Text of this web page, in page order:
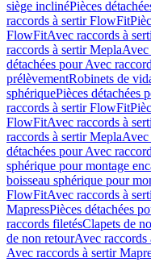
siège inclinéPièces
raccords à sertir FlowFit
FlowFitAvec raccords à
raccords à sertir MeplaAvec
détachées pour Avec
prélèvementRobinets de
sphériquePièces détachées
raccords à sertir FlowFit
FlowFitAvec raccords à
raccords à sertir MeplaAvec
détachées pour Avec
sphérique pour montage
boisseau sphérique pour
FlowFitAvec raccords à
MapressPièces détachées
raccords filetésClapets de
de non retourAvec raccords
Avec raccords à sertir